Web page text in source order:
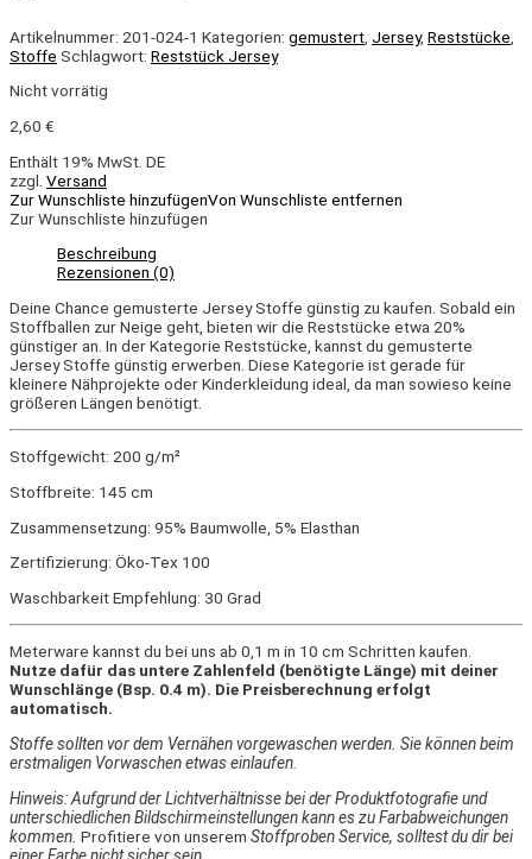
Artikelnummer: 201-024-1 Kategorien: gemustert Jersey, Reststücke
Stoffe Schlagwort: Reststück Jersey
Nicht vorrätig
2,60 €
Enthält 19% MwSt. DE
zzgl. Versand
Zur Wunschliste hinzufügenVon Wunschliste entfernen
Zur Wunschliste hinzufügen
Beschreibung
Rezensionen (0)
Deine Chance gemusterte Jersey Stoffe günstig zu kaufen. Sobald ein
Stoffballen zur Neige geht, bieten wir die Reststücke etwa 20%
günstiger an. In der Kategorie Reststücke, kannst du gemusterte
Jersey Stoffe günstig erwerben. Diese Kategorie ist gerade für
kleinere Nähprojekte oder Kinderkleidung ideal, da man sowieso keine
größeren Längen benötigt.
Stoffgewicht: 200 g/m²
Stoffbreite: 145 cm
Zusammensetzung: 95% Baumwolle, 5% Elasthan
Zertifizierung: Öko-Tex 100
Waschbarkeit Empfehlung: 30 Grad
Meterware kannst du bei uns ab 0,1 m in 10 cm Schritten kaufen.
Nutze dafür das untere Zahlenfeld (benötigte Länge) mit deiner
Wunschlänge (Bsp. 0.4 m). Die Preisberechnung erfolgt
automatisch.
Stoffe sollten vor dem Vernähen vorgewaschen werden. Sie können beim
erstmaligen Vorwaschen etwas einlaufen.
Hinweis: Aufgrund der Lichtverhältnisse bei der Produktfotografie und
unterschiedlichen Bildschirmeinstellungen kann es zu Farbabweichungen
kommen. Profitiere von unserem Stoffproben Service, solltest du dir bei
einer Farbe nicht sicher sein.